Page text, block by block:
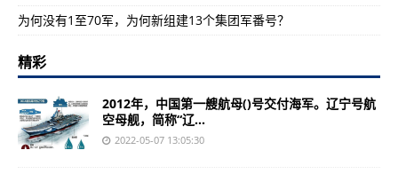
为何没有1至70军，为何新组建13个集团军番号？
精彩
2012年，中国第一艘航母()号交付海军。辽宁号航
空母舰，简称“辽...
2022-05-07 13:05:30